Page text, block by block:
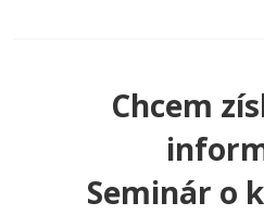
Chcem
Seminár o